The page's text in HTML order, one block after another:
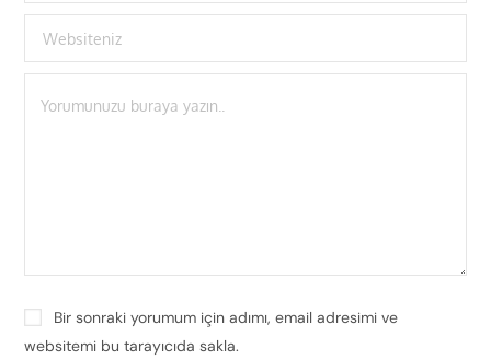
Bir sonraki yorumum için adımı, email adresimi ve
websitemi bu tarayıcıda sakla.